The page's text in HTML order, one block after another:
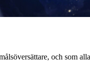
och som